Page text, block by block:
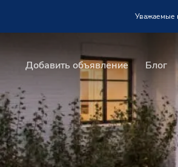
Уважаемые
Добавить объявление Блог